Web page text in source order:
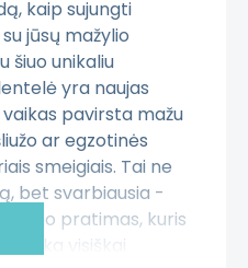
kaip sujungti
jūsų mažylio
šiuo unikaliu
yra naujas
pavirsta mažu
ar egzotinės
smeigiais. Tai ne
bet svarbiausia -
pratimas, kuris
Dėka visiškai